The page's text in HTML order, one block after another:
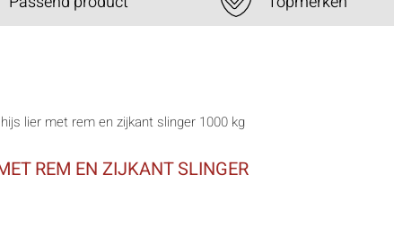
lier met rem en zijkant slinger 1000 kg
REM EN ZIJKANT SLINGER